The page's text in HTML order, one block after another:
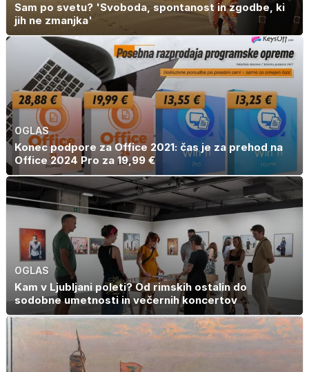
Sam po svetu? 'Svoboda, spontanost in zgodbe, ki
jih ne zmanjka'
OGLAS
Konec podpore za Office 2021: čas je za prehod na
Office 2024 Pro za 19,99 €
OGLAS
Kam v Ljubljani poleti? Od rimskih ostalin do
sodobne umetnosti in večernih koncertov